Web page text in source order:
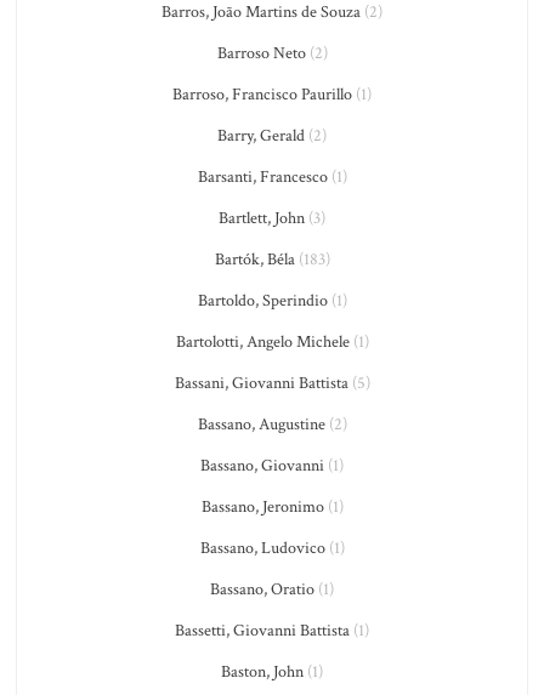
Barros, João Martins de Souza (2)
Barroso Neto(2)
Barroso, Francisco Paurillo (1)
Barry, Gerald (2)
Barsanti, Francesco(1)
Bartlett, John (3)
Bartók, Béla(183)
Bartoldo, Sperindio(1)
Bartolotti, Angelo Michele(1)
Bassani, Giovanni Battista(5)
Bassano, Augustine(2)
Bassano, Giovanni (1)
Bassano, Jeronimo(1)
Bassano, Ludovico(1)
Bassano, Oratio (1)
Bassetti, Giovanni Battista (1)
Baston, John (1)